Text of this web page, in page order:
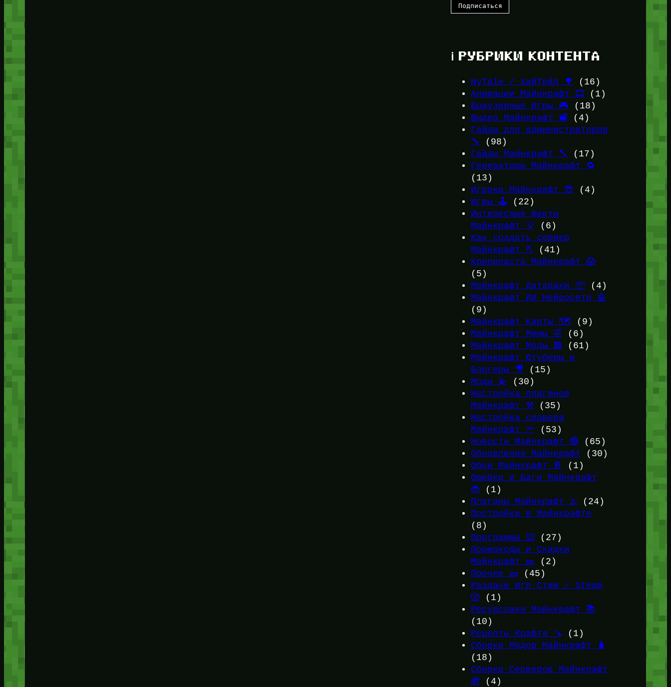
ℹ️ РУБРИКИ КОНТЕНТА
HyTale / ХайТейл 🌳
(16)
Анимации Майнкрафт 🎞️ (1)
Браузерные Игры 🎮 (18)
Видео Майнкрафт 📽️ (4)
Гайды для администраторов
🔧
(98)
Гайды Майнкрафт 🔨
(17)
Генераторы Майнкрафт 🔁
(13)
Игроки Майнкрафт 😎 (4)
Игры 🕹️ (22)
Интересные Факты
Майнкрафт 💡 (6)
Как создать сервер
Майнкрафт ⛏️ (41)
Крипипаста Майнкрафт 😱
(5)
Майнкрафт Датапаки 📦 (4)
Майнкрафт ИИ Нейросети 🤖
(9)
Майнкрафт Карты 🗺️ (9)
Майнкрафт Мемы 🤣 (6)
Майнкрафт Моды 🟩
(61)
Майнкрафт Ютуберы и
Блогеры 🎥
(15)
Моды 💫
(30)
Настройка плагинов
Майнкрафт ⚒️ (35)
Настройка сервера
Майнкрафт 🔦 (53)
Новости Майнкрафт 🔴 (65)
Обновления Майнкрафт (30)
Обои Майнкрафт 📔
(1)
Ошибки и Баги Майнкрафт
🐞 (1)
Плагины Майнкрафт ♨️ (24)
Постройки в Майнкрафте
(8)
Программы ⌨️
(27)
Промокоды и Скидки
Майнкрафт 🎫
(2)
Прочее 🧱 (45)
Раздачи Игр Стим / Steam
🎲 (1)
Ресурспаки Майнкрафт 📚
(10)
Рецепты Крафта 🪚 (1)
Сборки Модов Майнкрафт 🧳
(18)
Сборки Серверов Майнкрафт
🎁 (4)